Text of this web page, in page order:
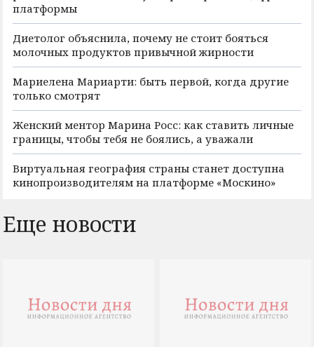
платформы
Диетолог объяснила, почему не стоит бояться
молочных продуктов привычной жирности
Мариелена Мариарти: быть первой, когда другие
только смотрят
Женский ментор Марина Росс: как ставить личные
границы, чтобы тебя не боялись, а уважали
Виртуальная география страны станет доступна
кинопроизводителям на платформе «Москино»
Еще новости